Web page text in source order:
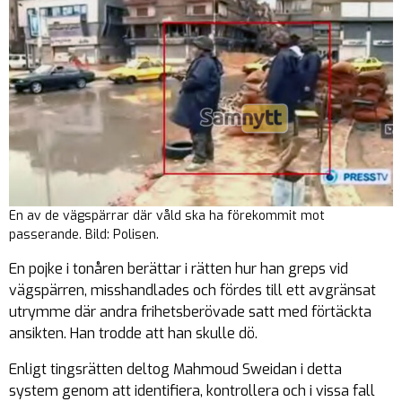
En av de vägspärrar där våld ska ha förekommit mot
passerande. Bild: Polisen.
En pojke i tonåren berättar i rätten hur han greps vid
vägspärren, misshandlades och fördes till ett avgränsat
utrymme där andra frihetsberövade satt med förtäckta
ansikten. Han trodde att han skulle dö.
Enligt tingsrätten deltog Mahmoud Sweidan i detta
system genom att identifiera, kontrollera och i vissa fall